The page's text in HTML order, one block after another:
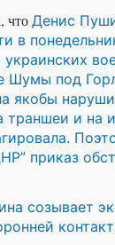
что Денис
в
Шумы под
якобы
траншеи и на
приказ
созывает